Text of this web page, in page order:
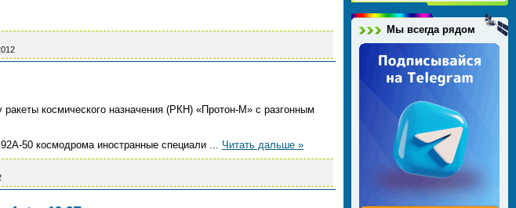
космического назначения (РКН) «Протон-М» с разгонным
50 космодрома иностранные специали ... Читать дальше »
Мы всегда рядом